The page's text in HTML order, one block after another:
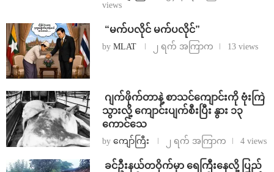
views
⁨ ⁨“မက်ပလိုင် မက်ပလိုင်”
by MLAT ၂ ရက် အကြာက 13 views
⁨⁩ ⁨ဂျက်ဖိုက်တာနဲ့ စာသင်ကျောင်းကို ဗုံးကြဲ
သွားလို့ ကျောင်းပျက်စီးပြီး နွား ၁၃
ကောင်သေ
by ကျော်ကြီး ၂ ရက် အကြာက 4 views
⁩ ⁨ခင်ဦးနယ်တဝိုက်မှာ ရေကြီးနေလို့ ပြည်